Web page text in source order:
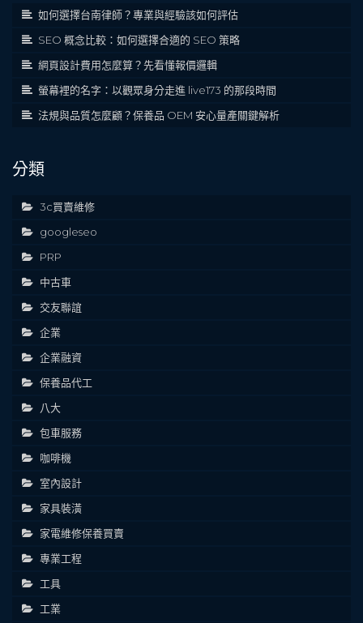
如何選擇台南律師？專業與經驗該如何評估
SEO 概念比較：如何選擇合適的 SEO 策略
網頁設計費用怎麼算？先看懂報價邏輯
螢幕裡的名字：以觀眾身分走進 live173 的那段時間
法規與品質怎麼顧？保養品 OEM 安心量產關鍵解析
分類
3c買賣維修
googleseo
PRP
中古車
交友聯誼
企業
企業融資
保養品代工
八大
包車服務
咖啡機
室內設計
家具裝潢
家電維修保養買賣
專業工程
工具
工業